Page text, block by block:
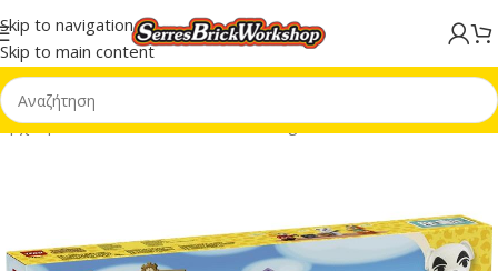
Skip to navigation
Skip to main content
Αρχική σελίδα/LEGO® Animal Crossing™